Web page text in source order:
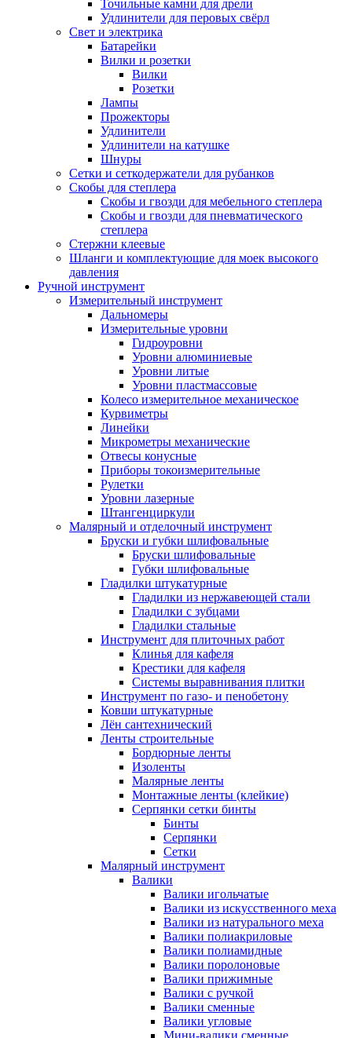
Точильные камни для дрели
Удлинители для перовых свёрл
Свет и электрика
Батарейки
Вилки и розетки
Вилки
Розетки
Лампы
Прожекторы
Удлинители
Удлинители на катушке
Шнуры
Сетки и сеткодержатели для рубанков
Скобы для степлера
Скобы и гвозди для мебельного степлера
Скобы и гвозди для пневматического
степлера
Стержни клеевые
Шланги и комплектующие для моек высокого
давления
Ручной инструмент
Измерительный инструмент
Дальномеры
Измерительные уровни
Гидроуровни
Уровни алюминиевые
Уровни литые
Уровни пластмассовые
Колесо измерительное механическое
Курвиметры
Линейки
Микрометры механические
Отвесы конусные
Приборы токоизмерительные
Рулетки
Уровни лазерные
Штангенциркули
Малярный и отделочный инструмент
Бруски и губки шлифовальные
Бруски шлифовальные
Губки шлифовальные
Гладилки штукатурные
Гладилки из нержавеющей стали
Гладилки с зубцами
Гладилки стальные
Инструмент для плиточных работ
Клинья для кафеля
Крестики для кафеля
Системы выравнивания плитки
Инструмент по газо- и пенобетону
Ковши штукатурные
Лён сантехнический
Ленты строительные
Бордюрные ленты
Изоленты
Малярные ленты
Монтажные ленты (клейкие)
Серпянки сетки бинты
Бинты
Серпянки
Сетки
Малярный инструмент
Валики
Валики игольчатые
Валики из искусственного меха
Валики из натурального меха
Валики полиакриловые
Валики полиамидные
Валики поролоновые
Валики прижимные
Валики с ручкой
Валики сменные
Валики угловые
Мини-валики сменные